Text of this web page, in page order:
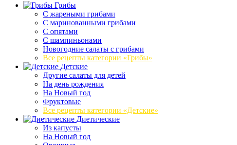
Грибы
C жареными грибами
C маринованными грибами
C опятами
C шампиньонами
Новогодние салаты с грибами
Все рецепты категории «Грибы»
Детские
Другие салаты для детей
На день рождения
На Новый год
Фруктовые
Все рецепты категории «Детские»
Диетические
Из капусты
На Новый год